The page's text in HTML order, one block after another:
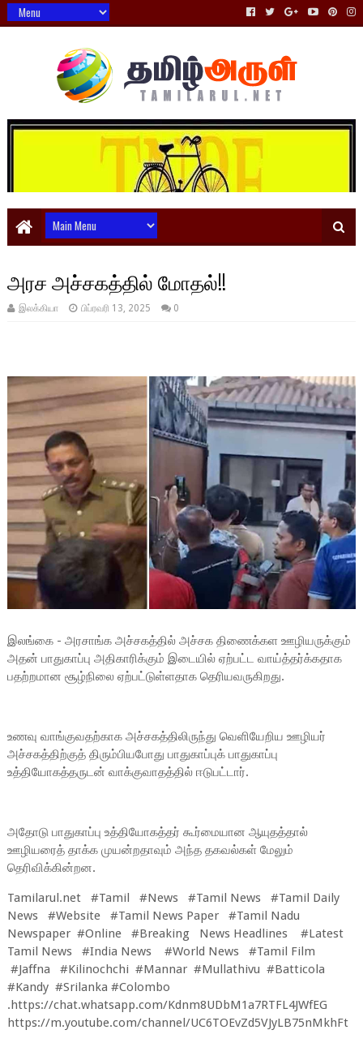
அரச அச்சகத்தில் மோதல்!!
இலக்கியா பிப்ரவரி 13, 2025 0
இலங்கை - அரசாங்க அச்சகத்தில் அச்சக திணைக்கள ஊழியருக்கும்
அதன் பாதுகாப்பு அதிகாரிக்கும் இடையில் ஏற்பட்ட வாய்த்தர்க்கதாக
பதற்றமான சூழ்நிலை ஏற்பட்டுள்ளதாக தெரியவருகிறது.
உணவு வாங்குவதற்காக அச்சகத்திலிருந்து வெளியேறிய ஊழியர்
அச்சகத்திற்குத் திரும்பியபோது பாதுகாப்புக் பாதுகாப்பு
உத்தியோகத்தருடன் வாக்குவாதத்தில் ஈடுபட்டார்.
அதோடு பாதுகாப்பு உத்தியோகத்தர் கூர்மையான ஆயுதத்தால்
ஊழியரைத் தாக்க முயன்றதாவும் அந்த தகவல்கள் மேலும்
தெரிவிக்கின்றன.
Tamilarul.net #Tamil #News #Tamil News #Tamil Daily
News #Website #Tamil News Paper #Tamil Nadu
Newspaper #Online #Breaking News Headlines #Latest
Tamil News #India News #World News #Tamil Film
#Jaffna #Kilinochchi #Mannar #Mullathivu #Batticola
#Kandy #Srilanka #Colombo
.https://chat.whatsapp.com/Kdnm8UDbM1a7RTFL4JWfEG
https://m.youtube.com/channel/UC6TOEvZd5VJyLB75nMkhFt